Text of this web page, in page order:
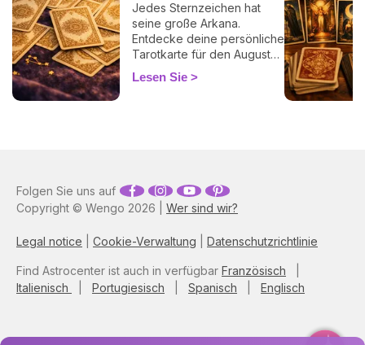
Jedes Sternzeichen hat
seine große Arkana.
Entdecke deine persönliche
Tarotkarte für den August
2026 und ihre Botschaft für
den Monat.
Lesen Sie
Copyright © Wengo 2026 | Wer sind wir?
Legal notice Cookie-Verwaltung Datenschutzrichtlinie
Folgen Sie uns auf
Find Astrocenter ist auch in verfügbar Französisch
Italienisch
Portugiesisch Spanisch Englisch